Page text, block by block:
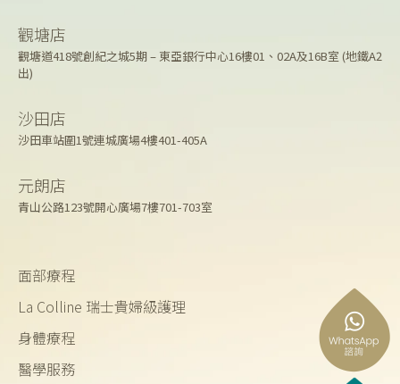
觀塘店
觀塘道418號創紀之城5期 – 東亞銀行中心16樓01、02A及16B室 (地鐵A2
出)
沙田店
沙田車站圍1號連城廣場4樓401-405A
元朗店
青山公路123號開心廣場7樓701-703室
面部療程
La Colline 瑞士貴婦級護理
身體療程
醫學服務